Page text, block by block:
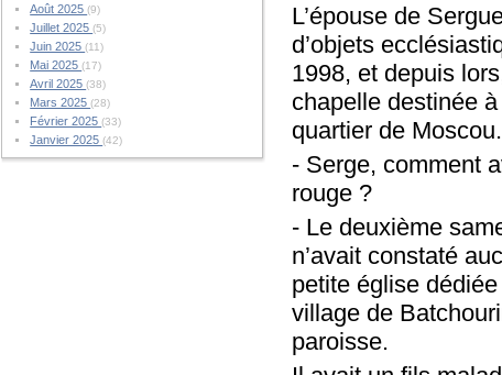
Août 2025(9)
Juillet 2025(5)
Juin 2025(11)
Mai 2025(17)
Avril 2025(38)
Mars 2025(28)
Février 2025(33)
Janvier 2025(42)
L’épouse de
d’objets
1998, et depuis
chapelle destinée
quartier de Moscou.
- Serge, comment
rouge ?
- Le deuxième
n’avait constaté
petite église
village de
paroisse.